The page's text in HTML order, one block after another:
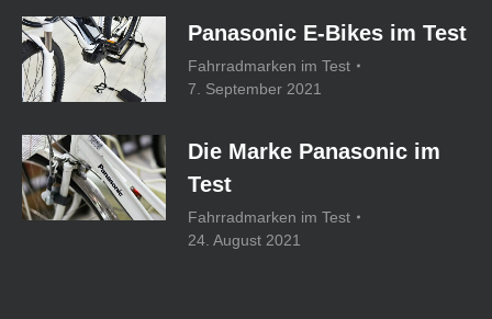
Panasonic E-Bikes im Test
Fahrradmarken im Test
7. September 2021
Die Marke Panasonic im
Test
Fahrradmarken im Test
24. August 2021